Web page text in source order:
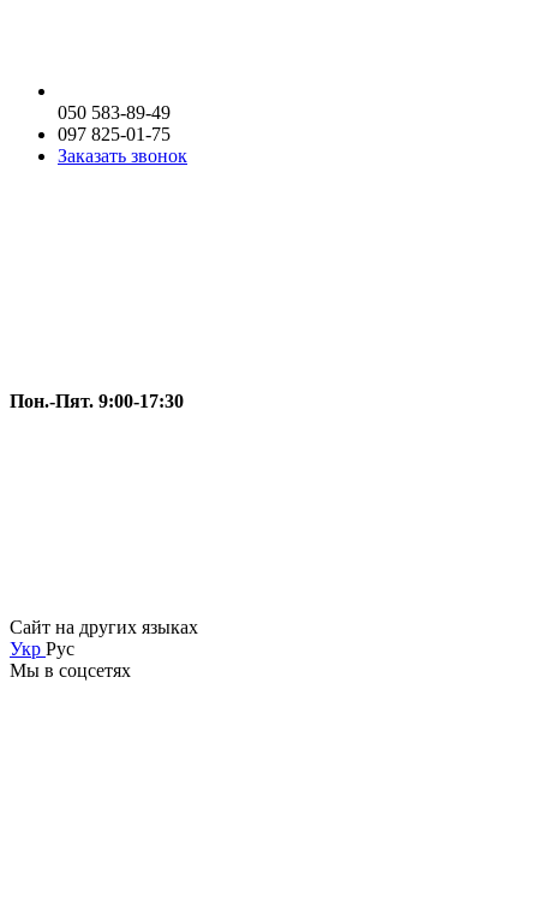
050 583-89-49
097 825-01-75
Заказать звонок
Пон.-Пят. 9:00-17:30
Сайт на других языках
Укр Рус
Мы в соцсетях